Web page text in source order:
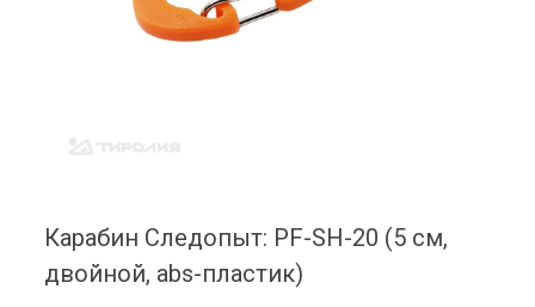
Карабин Следопыт: PF-SH-20 (5 см,
двойной, abs-пластик)